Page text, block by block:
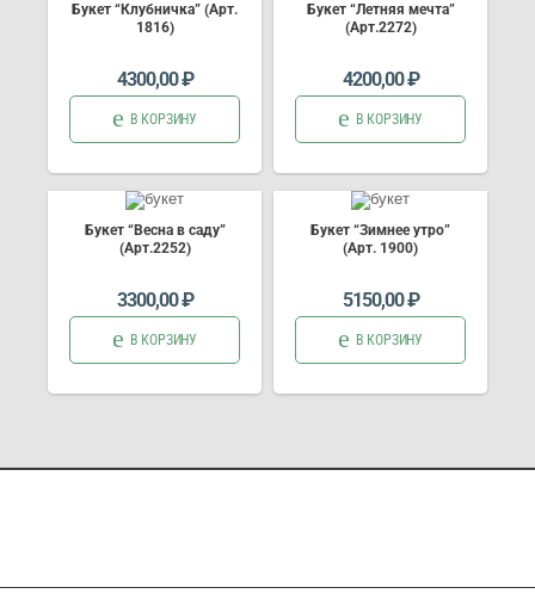
Букет “Клубничка” (Арт.
1816)
4300,00₽
В КОРЗИНУ
Букет “Летняя мечта”
(Арт.2272)
4200,00₽
В КОРЗИНУ
Букет “Весна в саду”
(Арт.2252)
3300,00₽
В КОРЗИНУ
Букет “Зимнее утро”
(Арт. 1900)
5150,00₽
В КОРЗИНУ